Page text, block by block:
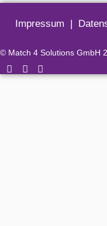
Impressum |
© Match 4 Solutions GmbH